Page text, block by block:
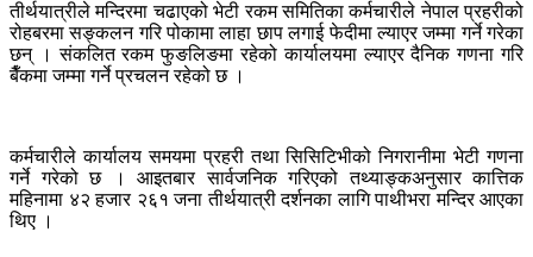
तीर्थयात्रीले मन्दिरमा चढाएको भेटी रकम समितिका कर्मचारीले नेपाल प्रहरीको
रोहबरमा सङ्कलन गरि पोकामा लाहा छाप लगाई फेदीमा ल्याएर जम्मा गर्ने गरेका
छन् । संकलित रकम फुङलिङमा रहेको कार्यालयमा ल्याएर दैनिक गणना गरि
बैँकमा जम्मा गर्ने प्रचलन रहेको छ ।
कर्मचारीले कार्यालय समयमा प्रहरी तथा सिसिटिभीको निगरानीमा भेटी गणना
गर्ने गरेको छ । आइतबार सार्वजनिक गरिएको तथ्याङ्कअनुसार कात्तिक
महिनामा ४२ हजार २६१ जना तीर्थयात्री दर्शनका लागि पाथीभरा मन्दिर आएका
थिए ।